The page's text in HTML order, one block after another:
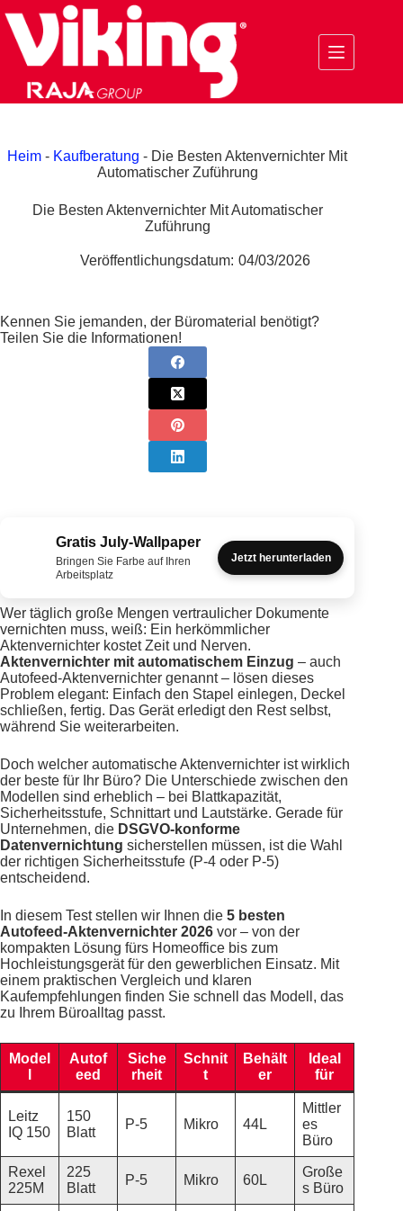
Inhalt
springen
Heim - Kaufberatung - Die Besten Aktenvernichter Mit
Automatischer Zuführung
Die Besten Aktenvernichter Mit Automatischer
Zuführung
Veröffentlichungsdatum: 04/03/2026
Kennen Sie jemanden, der Büromaterial benötigt?
Teilen Sie die Informationen!
Gratis July-Wallpaper
Bringen Sie Farbe auf Ihren
Arbeitsplatz
Jetzt herunterladen
Wer täglich große Mengen vertraulicher Dokumente
vernichten muss, weiß: Ein herkömmlicher
Aktenvernichter kostet Zeit und Nerven.
Aktenvernichter mit automatischem Einzug – auch
Autofeed-Aktenvernichter genannt – lösen dieses
Problem elegant: Einfach den Stapel einlegen, Deckel
schließen, fertig. Das Gerät erledigt den Rest selbst,
während Sie weiterarbeiten.
Doch welcher automatische Aktenvernichter ist wirklich
der beste für Ihr Büro? Die Unterschiede zwischen den
Modellen sind erheblich – bei Blattkapazität,
Sicherheitsstufe, Schnittart und Lautstärke. Gerade für
Unternehmen, die DSGVO-konforme
Datenvernichtung sicherstellen müssen, ist die Wahl
der richtigen Sicherheitsstufe (P-4 oder P-5)
entscheidend.
In diesem Test stellen wir Ihnen die 5 besten
Autofeed-Aktenvernichter 2026 vor – von der
kompakten Lösung fürs Homeoffice bis zum
Hochleistungsgerät für den gewerblichen Einsatz. Mit
einem praktischen Vergleich und klaren
Kaufempfehlungen finden Sie schnell das Modell, das
zu Ihrem Büroalltag passt.
Model
Autof
eed
Siche
rheit
Schnit
t
Behält
er
Ideal
für
Leitz
IQ 150
150
Blatt
P-5 Mikro 44L
Mittler
es
Büro
Rexel
225M
225
Blatt
P-5 Mikro 60L
Große
s Büro